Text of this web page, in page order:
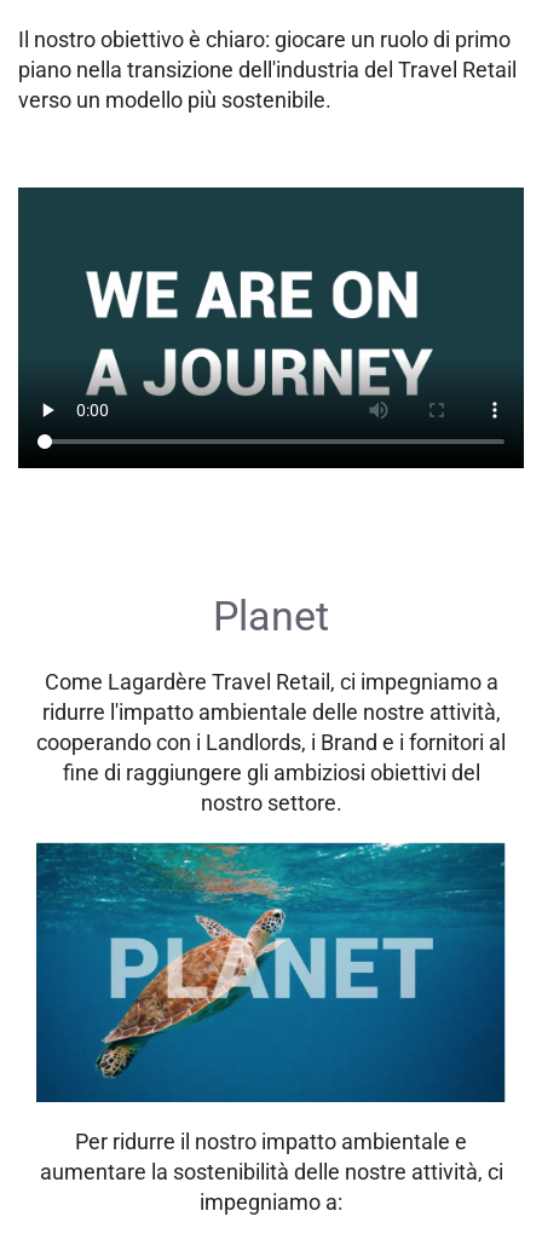
Il nostro obiettivo è chiaro: giocare un ruolo di primo
piano nella transizione dell'industria del Travel Retail
verso un modello più sostenibile.
Planet
Come Lagardère Travel Retail, ci impegniamo a
ridurre l'impatto ambientale delle nostre attività,
cooperando con i Landlords, i Brand e i fornitori al
fine di raggiungere gli ambiziosi obiettivi del
nostro settore.
Per ridurre il nostro impatto ambientale e
aumentare la sostenibilità delle nostre attività, ci
impegniamo a: